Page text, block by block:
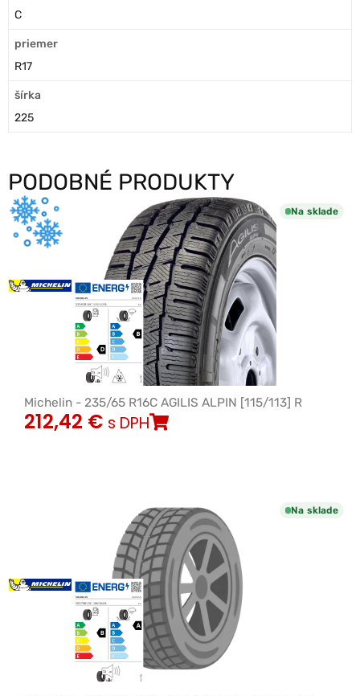
C
priemer
R17
šírka
225
PODOBNÉ PRODUKTY
Na sklade
Michelin - 235/65 R16C AGILIS ALPIN [115/113] R
212,42 € s DPH
Na sklade